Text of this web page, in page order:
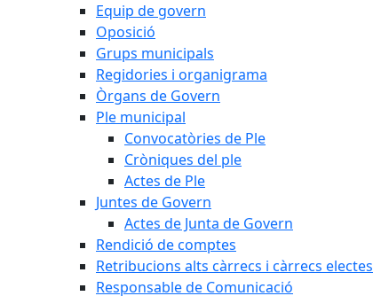
Equip de govern
Oposició
Grups municipals
Regidories i organigrama
Òrgans de Govern
Ple municipal
Convocatòries de Ple
Cròniques del ple
Actes de Ple
Juntes de Govern
Actes de Junta de Govern
Rendició de comptes
Retribucions alts càrrecs i càrrecs electes
Responsable de Comunicació